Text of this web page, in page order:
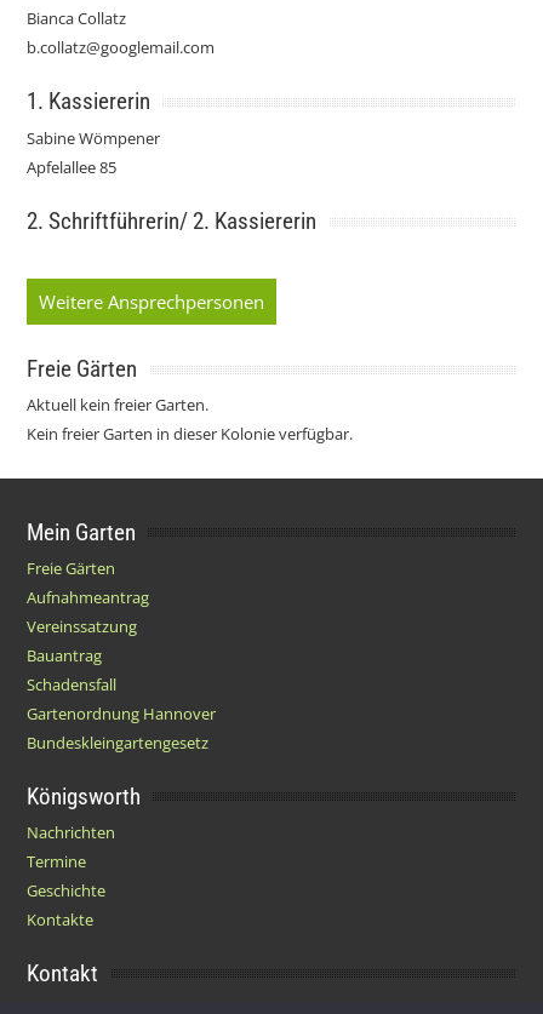
Bianca Collatz
b.collatz@googlemail.com
1. Kassiererin
Sabine Wömpener
Apfelallee 85
2. Schriftführerin/ 2. Kassiererin
Weitere Ansprechpersonen
Freie Gärten
Aktuell kein freier Garten.
Kein freier Garten in dieser Kolonie verfügbar.
Mein Garten
Freie Gärten
Aufnahmeantrag
Vereinssatzung
Bauantrag
Schadensfall
Gartenordnung Hannover
Bundeskleingartengesetz
Königsworth
Nachrichten
Termine
Geschichte
Kontakte
Kontakt